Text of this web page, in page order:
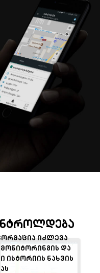
იძლევა
და
ისტორიის ნახვის